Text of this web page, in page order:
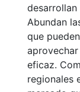
Abundan
que
eficaz.
regionales